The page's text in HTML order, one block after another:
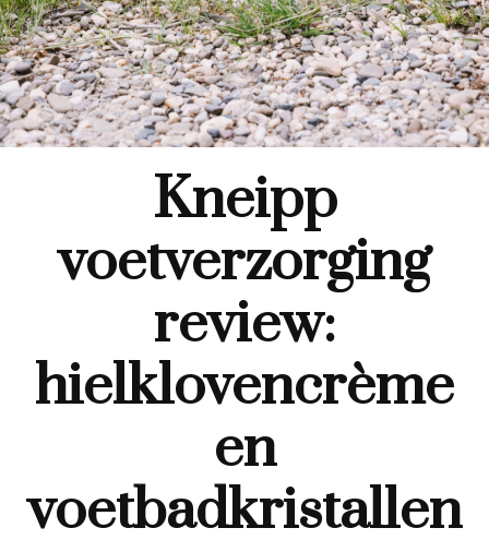
Kneipp
voetverzorging
review:
hielklovencrème
en
voetbadkristallen